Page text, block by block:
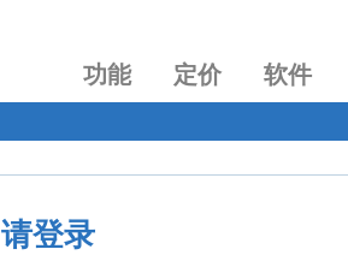
功能 定价 软件
请登录